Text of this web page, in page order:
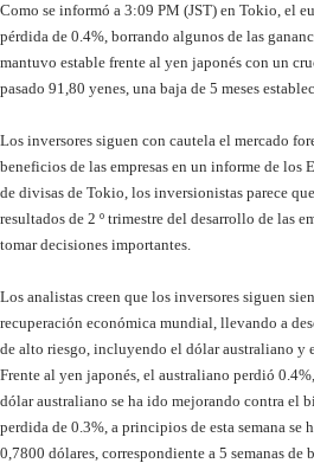
Como se informó a 3:09 PM (JST) en Tokio, el
pérdida de 0.4%, borrando algunos de las
mantuvo estable frente al yen japonés con un
pasado 91,80 yenes, una baja de 5 meses
Los inversores siguen con cautela el mercado
beneficios de las empresas en un informe de los
de divisas de Tokio, los inversionistas parece
resultados de 2 º trimestre del desarrollo de las
tomar decisiones importantes.
Los analistas creen que los inversores siguen
recuperación económica mundial, llevando a
de alto riesgo, incluyendo el dólar australiano y
Frente al yen japonés, el australiano perdió
dólar australiano se ha ido mejorando contra el
perdida de 0.3%, a principios de esta semana se
0,7800 dólares, correspondiente a 5 semanas de